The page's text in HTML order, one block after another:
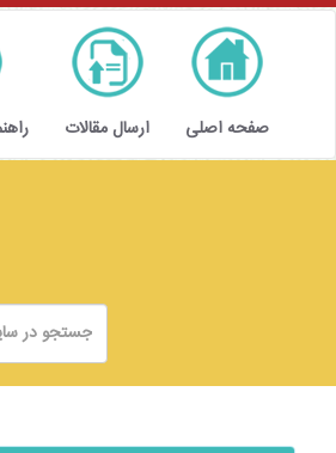
صفحه اصلی ارسال مقالات